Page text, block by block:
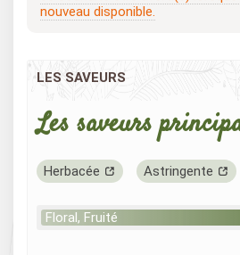
nouveau disponible.
LES SAVEURS
Les saveurs
Herbacée Astringente
Floral, Fruité